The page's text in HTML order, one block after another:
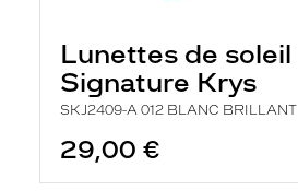
Lunettes de soleil
Signature Krys
SKJ2409-A 012 BLANC BRILLANT
29,00 €